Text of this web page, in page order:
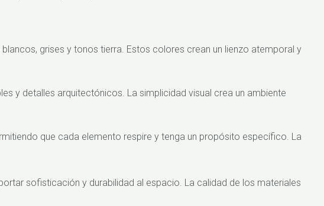
grises y tonos tierra. Estos colores crean un lienzo atemporal y
y detalles arquitectónicos. La simplicidad visual crea un ambiente
que cada elemento respire y tenga un propósito específico. La
sofisticación y durabilidad al espacio. La calidad de los materiales